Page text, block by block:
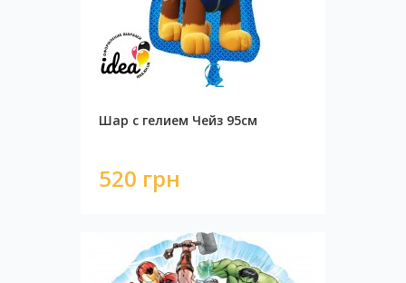
Шар с гелием Чейз 95см
520 грн